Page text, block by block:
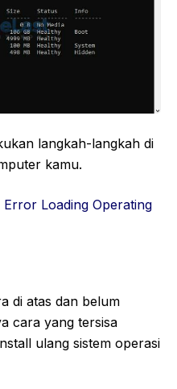
langkah-langkah di
kamu.
Error Loading Operating
di atas dan belum
cara yang tersisa
ulang sistem operasi